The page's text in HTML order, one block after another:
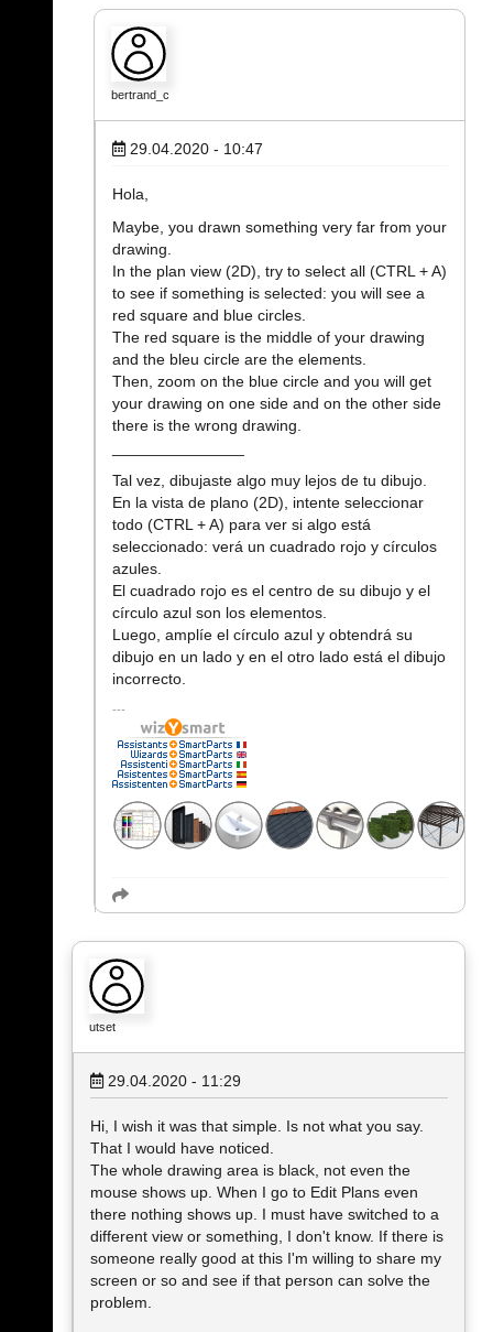
bertrand_c
29.04.2020 - 10:47
Hola,
Maybe, you drawn something very far from your
drawing.
In the plan view (2D), try to select all (CTRL + A)
to see if something is selected: you will see a
red square and blue circles.
The red square is the middle of your drawing
and the bleu circle are the elements.
Then, zoom on the blue circle and you will get
your drawing on one side and on the other side
there is the wrong drawing.
Tal vez, dibujaste algo muy lejos de tu dibujo.
En la vista de plano (2D), intente seleccionar
todo (CTRL + A) para ver si algo está
seleccionado: verá un cuadrado rojo y círculos
azules.
El cuadrado rojo es el centro de su dibujo y el
círculo azul son los elementos.
Luego, amplíe el círculo azul y obtendrá su
dibujo en un lado y en el otro lado está el dibujo
incorrecto.
utset
29.04.2020 - 11:29
Hi, I wish it was that simple. Is not what you say.
That I would have noticed.
The whole drawing area is black, not even the
mouse shows up. When I go to Edit Plans even
there nothing shows up. I must have switched to a
different view or something, I don't know. If there is
someone really good at this I'm willing to share my
screen or so and see if that person can solve the
problem.